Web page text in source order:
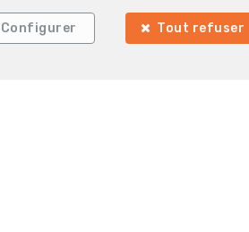
Configurer Tout refuser